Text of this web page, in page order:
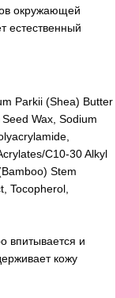
окружающей
естественный
Parkii (Shea) Butter
Wax, Sodium
C10-30 Alkyl
Stem
Tocopherol,
впитывается и
кожу